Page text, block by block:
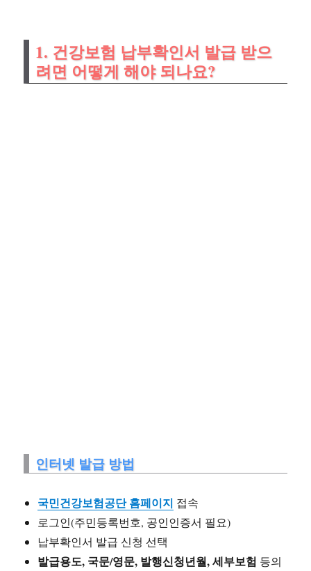
1. 건강보험 납부확인서 발급 받으
려면 어떻게 해야 되나요?
인터넷 발급 방법
국민건강보험공단 홈페이지 접속
로그인(주민등록번호, 공인인증서 필요)
납부확인서 발급 신청 선택
발급용도, 국문/영문, 발행신청년월, 세부보험 등의